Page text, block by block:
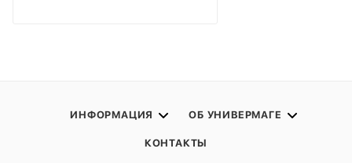
ИНФОРМАЦИЯ ОБ УНИВЕРМАГЕ
КОНТАКТЫ